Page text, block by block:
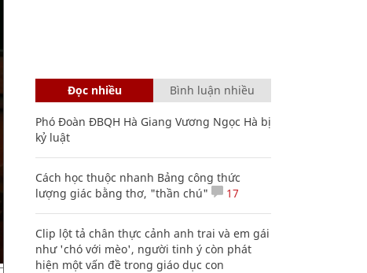
Đọc nhiều Bình luận nhiều
Phó Đoàn ĐBQH Hà Giang Vương Ngọc Hà bị
kỷ luật
Cách học thuộc nhanh Bảng công thức
lượng giác bằng thơ, "thần chú"
17
Clip lột tả chân thực cảnh anh trai và em gái
như 'chó với mèo', người tinh ý còn phát
hiện một vấn đề trong giáo dục con